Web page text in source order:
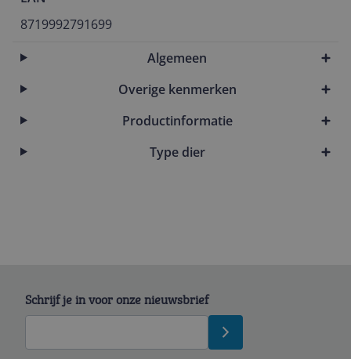
8719992791699
Algemeen
Overige kenmerken
Productinformatie
Type dier
Schrijf je in voor onze nieuwsbrief